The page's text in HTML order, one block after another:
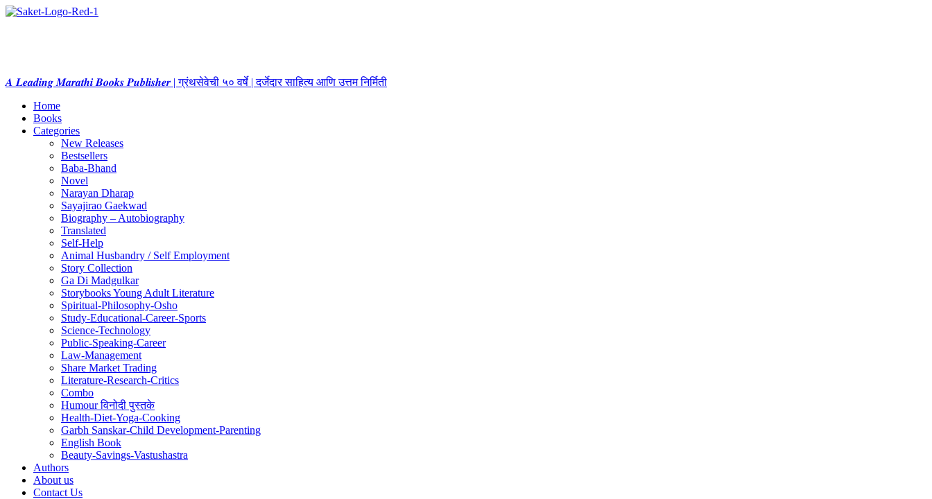
𝑨 𝑳𝒆𝒂𝒅𝒊𝒏𝒈 𝑴𝒂𝒓𝒂𝒕𝒉𝒊 𝑩𝒐𝒐𝒌𝒔 𝑷𝒖𝒃𝒍𝒊𝒔𝒉𝒆𝒓 | ग्रंथसेवेची ५० वर्षे | दर्जेदार साहित्य आणि उत्तम निर्मिती
Home
Books
Categories
New Releases
Bestsellers
Baba-Bhand
Novel
Narayan Dharap
Sayajirao Gaekwad
Biography – Autobiography
Translated
Self-Help
Animal Husbandry / Self Employment
Story Collection
Ga Di Madgulkar
Storybooks Young Adult Literature
Spiritual-Philosophy-Osho
Study-Educational-Career-Sports
Science-Technology
Public-Speaking-Career
Law-Management
Share Market Trading
Literature-Research-Critics
Combo
Humour विनोदी पुस्तके
Health-Diet-Yoga-Cooking
Garbh Sanskar-Child Development-Parenting
English Book
Beauty-Savings-Vastushastra
Authors
About us
Contact Us